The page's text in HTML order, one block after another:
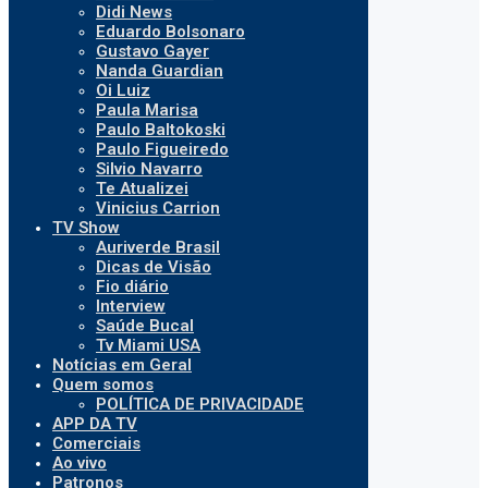
Didi News
Eduardo Bolsonaro
Gustavo Gayer
Nanda Guardian
Oi Luiz
Paula Marisa
Paulo Baltokoski
Paulo Figueiredo
Silvio Navarro
Te Atualizei
Vinicius Carrion
TV Show
Auriverde Brasil
Dicas de Visão
Fio diário
Interview
Saúde Bucal
Tv Miami USA
Notícias em Geral
Quem somos
POLÍTICA DE PRIVACIDADE
APP DA TV
Comerciais
Ao vivo
Patronos